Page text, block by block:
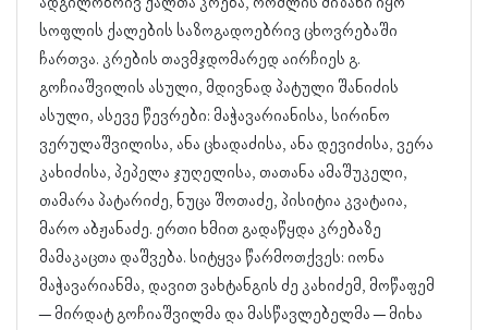
სოფლის ქალების საზოგადოებრივ ცხოვრებაში
ჩართვა. კრების თავმჯდომარედ აირჩიეს გ.
გოჩიაშვილის ასული, მდივნად პატული შანიძის
ასული, ასევე წევრები: მაჭავარიანისა, სირინო
ვერულაშვილისა, ანა ცხადაძისა, ანა დევიძისა, ვერა
კახიძისა, პეპელა ჯუღელისა, თათანა ამაშუკელი,
თამარა პატარიძე, ნუცა შოთაძე, პისიტია კვატაია,
მარო აბჟანაძე. ერთი ხმით გადაწყდა კრებაზე
მამაკაცთა დაშვება. სიტყვა წარმოთქვეს: იონა
მაჭავარიანმა, დავით ვახტანგის ძე კახიძემ, მოწაფემ
– მირდატ გოჩიაშვილმა და მასწავლებელმა – მიხა